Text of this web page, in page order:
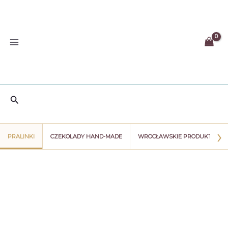
Szukaj
PRALINKI CZEKOLADY HAND-MADE WROCŁAWSKIE PRODUKTY ›